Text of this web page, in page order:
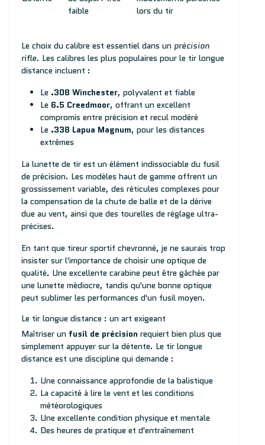
faible
lors du tir
Le choix du calibre est essentiel dans un précision
rifle. Les calibres les plus populaires pour le tir longue
distance incluent :
Le .308 Winchester, polyvalent et fiable
Le 6.5 Creedmoor, offrant un excellent
compromis entre précision et recul modéré
Le .338 Lapua Magnum, pour les distances
extrêmes
La lunette de tir est un élément indissociable du fusil
de précision. Les modèles haut de gamme offrent un
grossissement variable, des réticules complexes pour
la compensation de la chute de balle et de la dérive
due au vent, ainsi que des tourelles de réglage ultra-
précises.
En tant que tireur sportif chevronné, je ne saurais trop
insister sur l'importance de choisir une optique de
qualité. Une excellente carabine peut être gâchée par
une lunette médiocre, tandis qu'une bonne optique
peut sublimer les performances d'un fusil moyen.
Le tir longue distance : un art exigeant
Maîtriser un fusil de précision requiert bien plus que
simplement appuyer sur la détente. Le tir longue
distance est une discipline qui demande :
Une connaissance approfondie de la balistique
La capacité à lire le vent et les conditions
météorologiques
Une excellente condition physique et mentale
Des heures de pratique et d'entraînement